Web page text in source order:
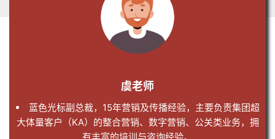
虞老师
蓝色光标副总裁，15年营销及传播经验，主要负责集团超
大体量客户（KA）的整合营销、数字营销、公关类业务，拥